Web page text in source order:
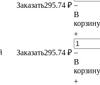
Заказать295.74 ₽ −
В
корзину
Заказать295.74 ₽
+
−
В
корзину
+